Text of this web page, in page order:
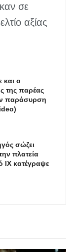
σε
αξίας
και ο
της παρέας
παράσυρση
σώζει
πλατεία
ΙΧ κατέγραψε